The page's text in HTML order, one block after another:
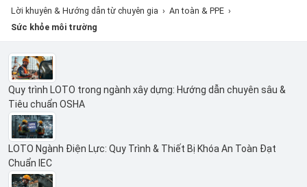
Lời khuyên & Hướng dẫn từ chuyên gia › An toàn & PPE ›
Sức khỏe môi trường
Quy trình LOTO trong ngành xây dựng: Hướng dẫn chuyên sâu &
Tiêu chuẩn OSHA
LOTO Ngành Điện Lực: Quy Trình & Thiết Bị Khóa An Toàn Đạt
Chuẩn IEC